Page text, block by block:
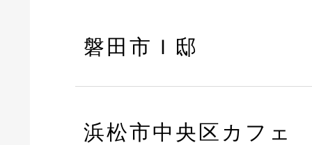
磐田市Ｉ邸
浜松市中央区カフェ